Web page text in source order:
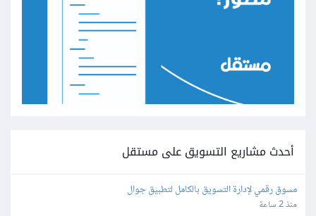
أحدث مشاريع التسويق على مستقل
مسوق رقمي لإدارة التسويق بالكامل لتطبيق جوال
منذ 2 ساعة